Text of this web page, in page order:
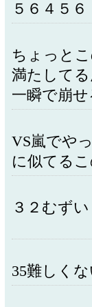
５６４５６
ちょっと
満たして
VS嵐でや
に似てる
３２むずい
35難しく